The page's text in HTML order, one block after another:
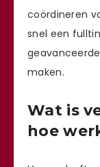
coördineren
snel een
maken.
Wat is
hoe